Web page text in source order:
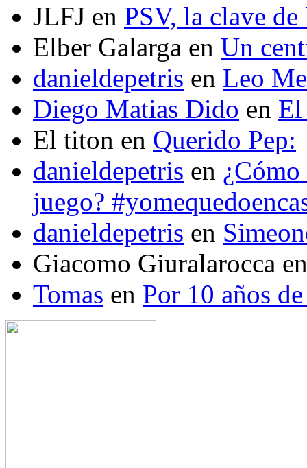
JLFJ en PSV, la clave
Elber Galarga en Un
danieldepetris en Leo
Diego Matias Dido en El
El titon en Querido Pep:
danieldepetris en
juego?
danieldepetris en
Giacomo Giuralarocca
Tomas en Por 10 años